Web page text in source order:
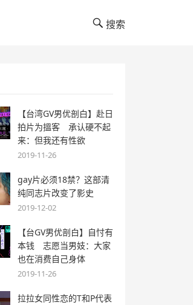
搜索
【台湾GV男优剖白】赴日
拍片为搵客 承认硬不起
来：但我还有性欲
2019-11-26
gay片必须18禁？这部清
纯同志片改变了影史
2019-12-02
【台GV男优剖白】自忖有
本钱 志愿当男妓：大家
也在消费自己身体
2019-11-26
拉拉女同性恋的T和P代表